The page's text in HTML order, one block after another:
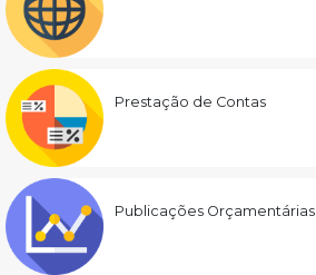
Prestação de Contas
Publicações Orçamentárias